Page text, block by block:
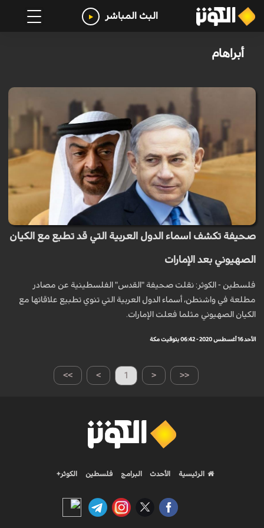
البث المباشر
أبراهام
صحيفة تكشف اسماء الدول العربية التي قد تطبع مع الكيان
الصهيوني بعد الإمارات
فلسطين - الكوثر: نقلت صحيفة "القدس" الفلسطينية عن مصادر
مطلعة في واشنطن، أسماء الدول العربية التي تنوي تطبيع علاقاتها مع
الكيان الصهيوني مثلما فعلت الإمارات.
الأحد 16 أغسطس 2020 - 06:42 بتوقيت مكة
>> > 1 < <<
الرئيسية الأحدث البرامج فلسطين الكوثر+